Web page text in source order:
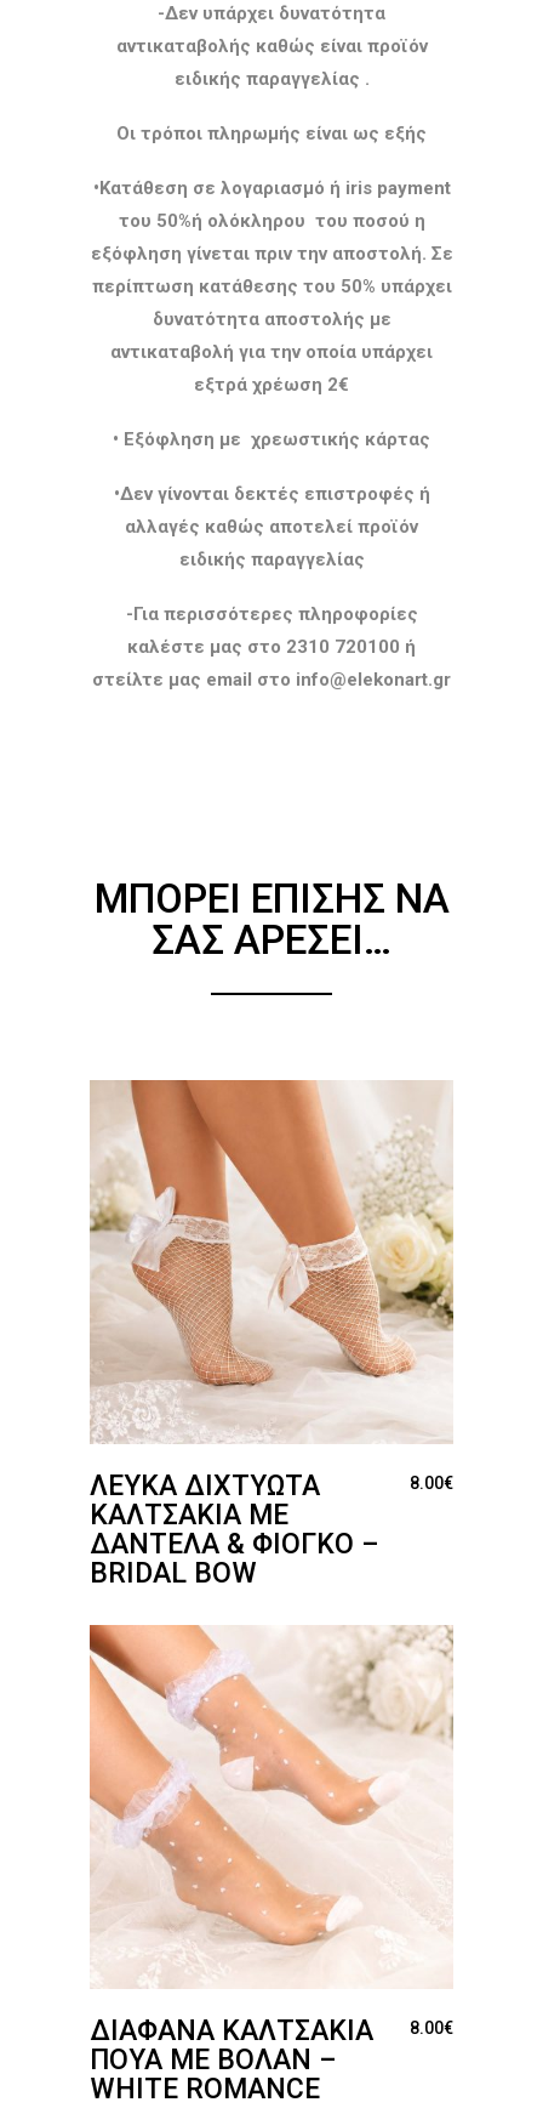
-Δεν υπάρχει δυνατότητα
αντικαταβολής καθώς είναι προϊόν
ειδικής παραγγελίας .
Οι τρόποι πληρωμής είναι ως εξής
•Κατάθεση σε λογαριασμό ή iris payment
του 50%ή ολόκληρου του ποσού η
εξόφληση γίνεται πριν την αποστολή. Σε
περίπτωση κατάθεσης του 50% υπάρχει
δυνατότητα αποστολής με
αντικαταβολή για την οποία υπάρχει
εξτρά χρέωση 2€
• Εξόφληση με χρεωστικής κάρτας
•Δεν γίνονται δεκτές επιστροφές ή
αλλαγές καθώς αποτελεί προϊόν
ειδικής παραγγελίας
-Για περισσότερες πληροφορίες
καλέστε μας στο 2310 720100 ή
στείλτε μας email στο info@elekonart.gr
ΜΠΟΡΕΊ ΕΠΊΣΗΣ ΝΑ
ΣΑΣ ΑΡΈΣΕΙ…
ΛΕΥΚΆ ΔΙΧΤΥΩΤΆ
ΚΑΛΤΣΆΚΙΑ ΜΕ
ΔΑΝΤΈΛΑ & ΦΙΌΓΚΟ –
BRIDAL BOW
8.00€
ΔΙΆΦΑΝΑ ΚΑΛΤΣΆΚΙΑ
ΠΟΥΆ ΜΕ ΒΟΛΆΝ –
WHITE ROMANCE
8.00€